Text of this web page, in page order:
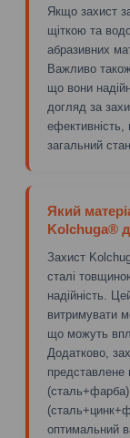
Якщо захист
щіткою та
абразивних
Важливо
що вони
догляд за
загальний
Який
Kolchuga®
Захист
сталі
надійність.
витримувати
що можуть
Додатково,
представлене
оптимальний